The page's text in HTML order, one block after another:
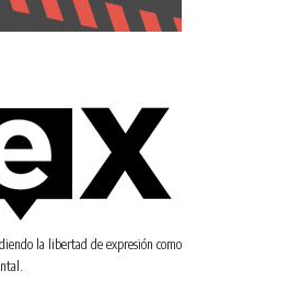
la libertad de expresión como